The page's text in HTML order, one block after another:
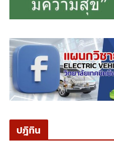
ปฎิทิน